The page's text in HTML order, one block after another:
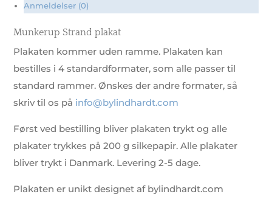
Anmeldelser (0)
Munkerup Strand plakat
Plakaten kommer uden ramme. Plakaten kan
bestilles i 4 standardformater, som alle passer til
standard rammer. Ønskes der andre formater, så
skriv til os på info@bylindhardt.com
Først ved bestilling bliver plakaten trykt og alle
plakater trykkes på 200 g silkepapir. Alle plakater
bliver trykt i Danmark. Levering 2-5 dage.
Plakaten er unikt designet af bylindhardt.com